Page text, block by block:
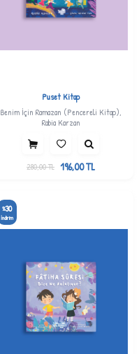
Puset Kitap
Benim İçin Ramazan (Pencereli Kitap),
Rabia Karzan
280,00TL 196,00TL
%30
İndirim